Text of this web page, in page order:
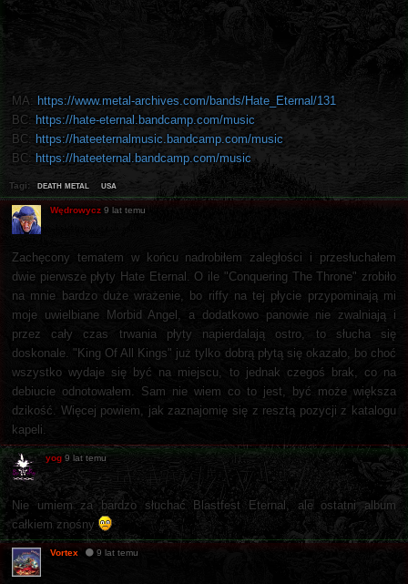
MA: https://www.metal-archives.com/bands/Hate_Eternal/131
BC: https://hate-eternal.bandcamp.com/music
BC: https://hateeternalmusic.bandcamp.com/music
BC: https://hateeternal.bandcamp.com/music
Tagi: death metal usa
Wędrowycz 9 lat temu
Zachęcony tematem w końcu nadrobiłem zaległości i przesłuchałem
dwie pierwsze płyty Hate Eternal. O ile "Conquering The Throne" zrobiło
na mnie bardzo duże wrażenie, bo riffy na tej płycie przypominają mi
moje uwielbiane Morbid Angel, a dodatkowo panowie nie zwalniają i
przez cały czas trwania płyty napierdalają ostro, to słucha się
doskonale. "King Of All Kings" już tylko dobrą płytą się okazało, bo choć
wszystko wydaje się być na miejscu, to jednak czegoś brak, co na
debiucie odnotowałem. Sam nie wiem co to jest, być może większa
dzikość. Więcej powiem, jak zaznajomię się z resztą pozycji z katalogu
kapeli.
yog 9 lat temu
Nie umiem za bardzo słuchać Blastfest Eternal, ale ostatni album
całkiem znośny
Vortex 9 lat temu